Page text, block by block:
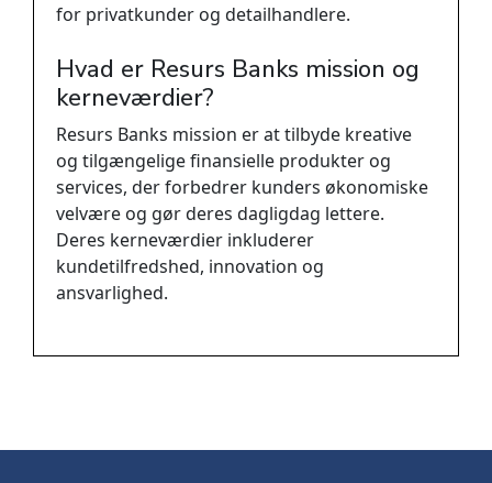
for privatkunder og detailhandlere.
Hvad er Resurs Banks mission og
kerneværdier?
Resurs Banks mission er at tilbyde kreative
og tilgængelige finansielle produkter og
services, der forbedrer kunders økonomiske
velvære og gør deres dagligdag lettere.
Deres kerneværdier inkluderer
kundetilfredshed, innovation og
ansvarlighed.